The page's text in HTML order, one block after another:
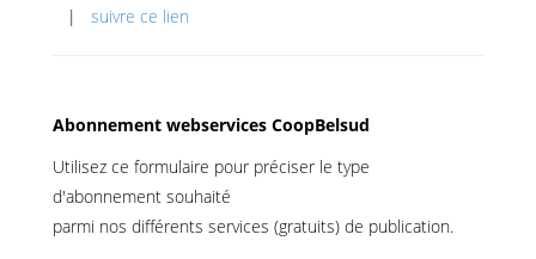
|suivre ce lien
Abonnement webservices CoopBelsud
Utilisez ce formulaire pour préciser le type
d'abonnement souhaité
parmi nos différents services (gratuits) de publication.